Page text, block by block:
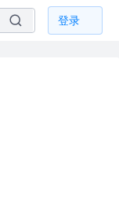
登录